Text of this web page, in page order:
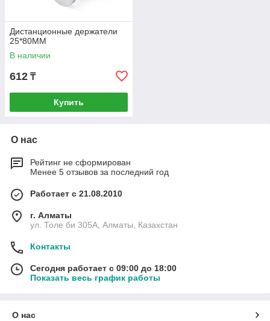
Дистанционные держатели
25*80MM
В наличии
612 ₸
Купить
О нас
Рейтинг не сформирован
Менее 5 отзывов за последний год
Работает с 21.08.2010
г. Алматы
ул. Толе би 305А, Алматы, Казахстан
Контакты
Сегодня работает с 09:00 до 18:00
Показать весь график работы
О нас